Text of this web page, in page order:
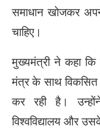
समाधान खोजकर
चाहिए।
मुख्यमंत्री ने कहा कि
मंत्र के साथ विकसित
कर रही है।
विश्वविद्यालय और